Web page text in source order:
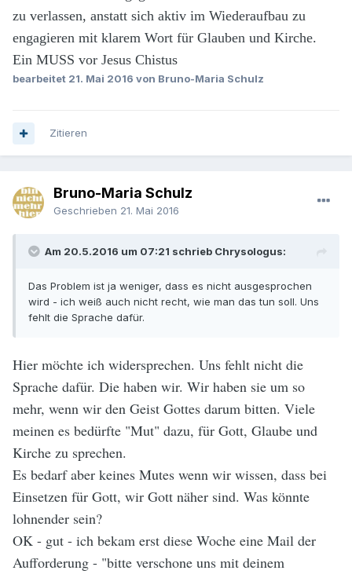
zu verlassen, anstatt sich aktiv im Wiederaufbau zu
engagieren mit klarem Wort für Glauben und Kirche.
Ein MUSS vor Jesus Chistus
bearbeitet 21. Mai 2016 von Bruno-Maria Schulz
Zitieren
Bruno-Maria Schulz
Geschrieben 21. Mai 2016
Am 20.5.2016 um 07:21 schrieb Chrysologus:
Das Problem ist ja weniger, dass es nicht ausgesprochen
wird - ich weiß auch nicht recht, wie man das tun soll. Uns
fehlt die Sprache dafür.
Hier möchte ich widersprechen. Uns fehlt nicht die
Sprache dafür. Die haben wir. Wir haben sie um so
mehr, wenn wir den Geist Gottes darum bitten. Viele
meinen es bedürfte "Mut" dazu, für Gott, Glaube und
Kirche zu sprechen.
Es bedarf aber keines Mutes wenn wir wissen, dass bei
Einsetzen für Gott, wir Gott näher sind. Was könnte
lohnender sein?
OK - gut - ich bekam erst diese Woche eine Mail der
Aufforderung - "bitte verschone uns mit deinem